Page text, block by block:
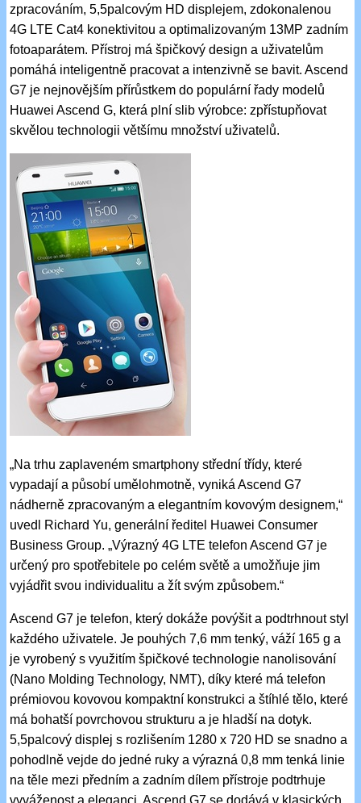
zpracováním, 5,5palcovým HD displejem, zdokonalenou
4G LTE Cat4 konektivitou a optimalizovaným 13MP zadním
fotoaparátem. Přístroj má špičkový design a uživatelům
pomáhá inteligentně pracovat a intenzivně se bavit. Ascend
G7 je nejnovějším přírůstkem do populární řady modelů
Huawei Ascend G, která plní slib výrobce: zpřístupňovat
skvělou technologii většímu množství uživatelů.
„Na trhu zaplaveném smartphony střední třídy, které
vypadají a působí umělohmotně, vyniká Ascend G7
nádherně zpracovaným a elegantním kovovým designem,“
uvedl Richard Yu, generální ředitel Huawei Consumer
Business Group. „Výrazný 4G LTE telefon Ascend G7 je
určený pro spotřebitele po celém světě a umožňuje jim
vyjádřit svou individualitu a žít svým způsobem.“
Ascend G7 je telefon, který dokáže povýšit a podtrhnout styl
každého uživatele. Je pouhých 7,6 mm tenký, váží 165 g a
je vyrobený s využitím špičkové technologie nanolisování
(Nano Molding Technology, NMT), díky které má telefon
prémiovou kovovou kompaktní konstrukci a štíhlé tělo, které
má bohatší povrchovou strukturu a je hladší na dotyk.
5,5palcový displej s rozlišením 1280 x 720 HD se snadno a
pohodlně vejde do jedné ruky a výrazná 0,8 mm tenká linie
na těle mezi předním a zadním dílem přístroje podtrhuje